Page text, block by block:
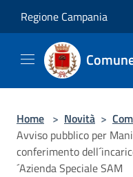
Regione Campania
Home > Novità >
Avviso pubblico per
conferimento
´Azienda Speciale SAM